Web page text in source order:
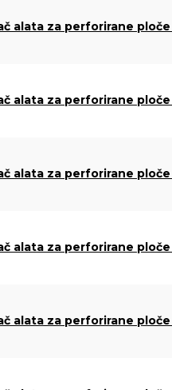
alata za perforirane ploče
alata za perforirane
alata za perforirane ploče
alata za perforirane
alata za perforirane